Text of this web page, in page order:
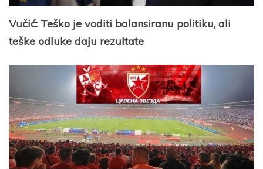
Vučić: Teško je voditi balansiranu politiku, ali
teške odluke daju rezultate